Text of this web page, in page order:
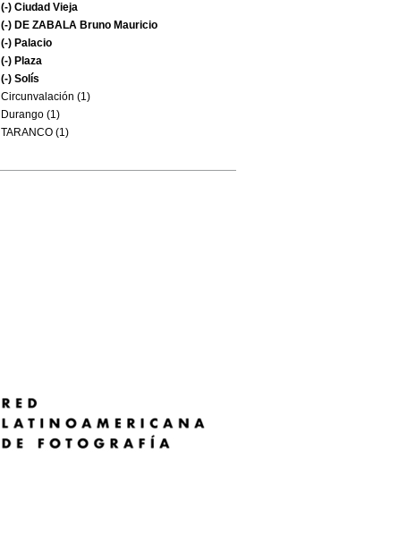
(-) Ciudad Vieja
(-) DE ZABALA Bruno Mauricio
(-) Palacio
(-) Plaza
(-) Solís
Circunvalación (1)
Durango (1)
TARANCO (1)